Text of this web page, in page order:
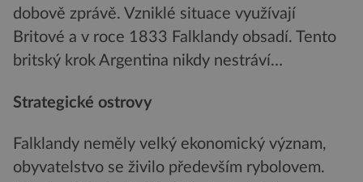
dobově zprávě. Vzniklé situace využívají
Britové a v roce 1833 Falklandy obsadí. Tento
britský krok Argentina nikdy nestráví…
Strategické ostrovy
Falklandy neměly velký ekonomický význam,
obyvatelstvo se živilo především rybolovem.